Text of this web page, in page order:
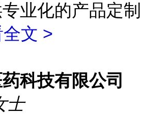
业化的产品定制
文 >
科技有限公司
士